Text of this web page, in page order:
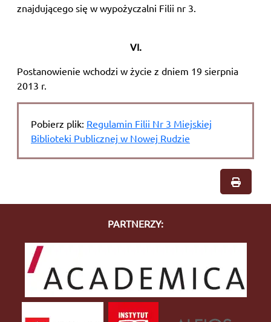
znajdującego się w wypożyczalni Filii nr 3.
VI.
Postanowienie wchodzi w życie z dniem 19 sierpnia
2013 r.
Pobierz plik: Regulamin Filii Nr 3 Miejskiej
Biblioteki Publicznej w Nowej Rudzie
PARTNERZY: